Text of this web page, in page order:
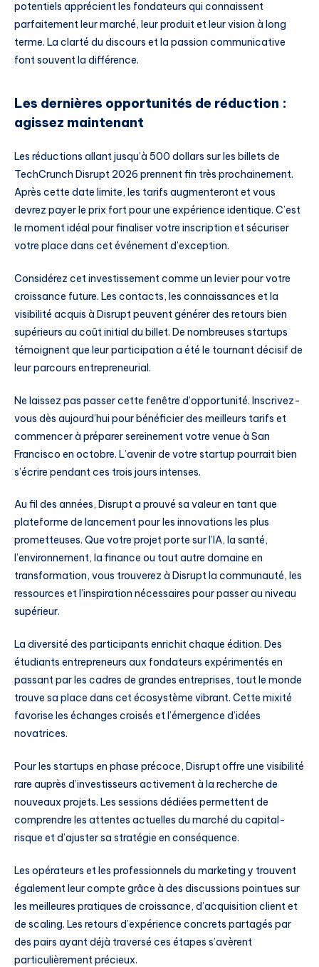
potentiels apprécient les fondateurs qui connaissent
parfaitement leur marché, leur produit et leur vision à long
terme. La clarté du discours et la passion communicative
font souvent la différence.
Les dernières opportunités de réduction :
agissez maintenant
Les réductions allant jusqu’à 500 dollars sur les billets de
TechCrunch Disrupt 2026 prennent fin très prochainement.
Après cette date limite, les tarifs augmenteront et vous
devrez payer le prix fort pour une expérience identique. C’est
le moment idéal pour finaliser votre inscription et sécuriser
votre place dans cet événement d’exception.
Considérez cet investissement comme un levier pour votre
croissance future. Les contacts, les connaissances et la
visibilité acquis à Disrupt peuvent générer des retours bien
supérieurs au coût initial du billet. De nombreuses startups
témoignent que leur participation a été le tournant décisif de
leur parcours entrepreneurial.
Ne laissez pas passer cette fenêtre d’opportunité. Inscrivez-
vous dès aujourd’hui pour bénéficier des meilleurs tarifs et
commencer à préparer sereinement votre venue à San
Francisco en octobre. L’avenir de votre startup pourrait bien
s’écrire pendant ces trois jours intenses.
Au fil des années, Disrupt a prouvé sa valeur en tant que
plateforme de lancement pour les innovations les plus
prometteuses. Que votre projet porte sur l’IA, la santé,
l’environnement, la finance ou tout autre domaine en
transformation, vous trouverez à Disrupt la communauté, les
ressources et l’inspiration nécessaires pour passer au niveau
supérieur.
La diversité des participants enrichit chaque édition. Des
étudiants entrepreneurs aux fondateurs expérimentés en
passant par les cadres de grandes entreprises, tout le monde
trouve sa place dans cet écosystème vibrant. Cette mixité
favorise les échanges croisés et l’émergence d’idées
novatrices.
Pour les startups en phase précoce, Disrupt offre une visibilité
rare auprès d’investisseurs activement à la recherche de
nouveaux projets. Les sessions dédiées permettent de
comprendre les attentes actuelles du marché du capital-
risque et d’ajuster sa stratégie en conséquence.
Les opérateurs et les professionnels du marketing y trouvent
également leur compte grâce à des discussions pointues sur
les meilleures pratiques de croissance, d’acquisition client et
de scaling. Les retours d’expérience concrets partagés par
des pairs ayant déjà traversé ces étapes s’avèrent
particulièrement précieux.